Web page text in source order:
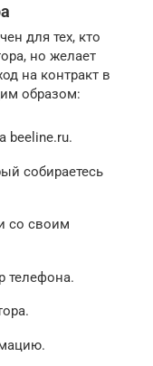
для тех, кто
но желает
на контракт в
образом:
beeline.ru.
собираетесь
со своим
телефона.